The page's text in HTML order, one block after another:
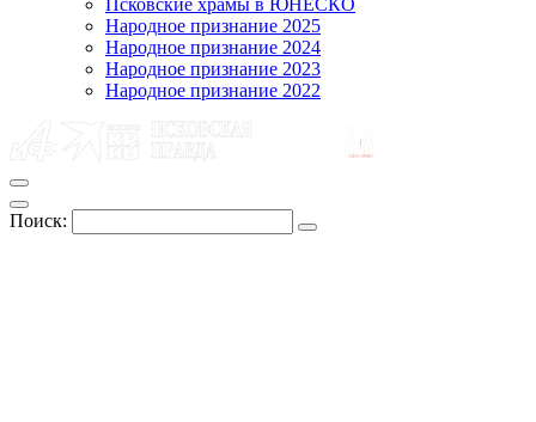
Псковские храмы в ЮНЕСКО
Народное признание 2025
Народное признание 2024
Народное признание 2023
Народное признание 2022
Поиск: